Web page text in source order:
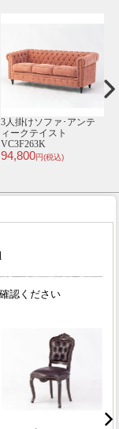
シングルチェア･アンテ
ィークテイスト E6200-
18F279B
34,800円(税込)